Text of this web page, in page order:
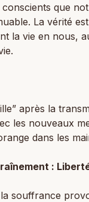
que
La vérité
la vie en nous,
après la
les nouveaux
dans les
:
souffrance